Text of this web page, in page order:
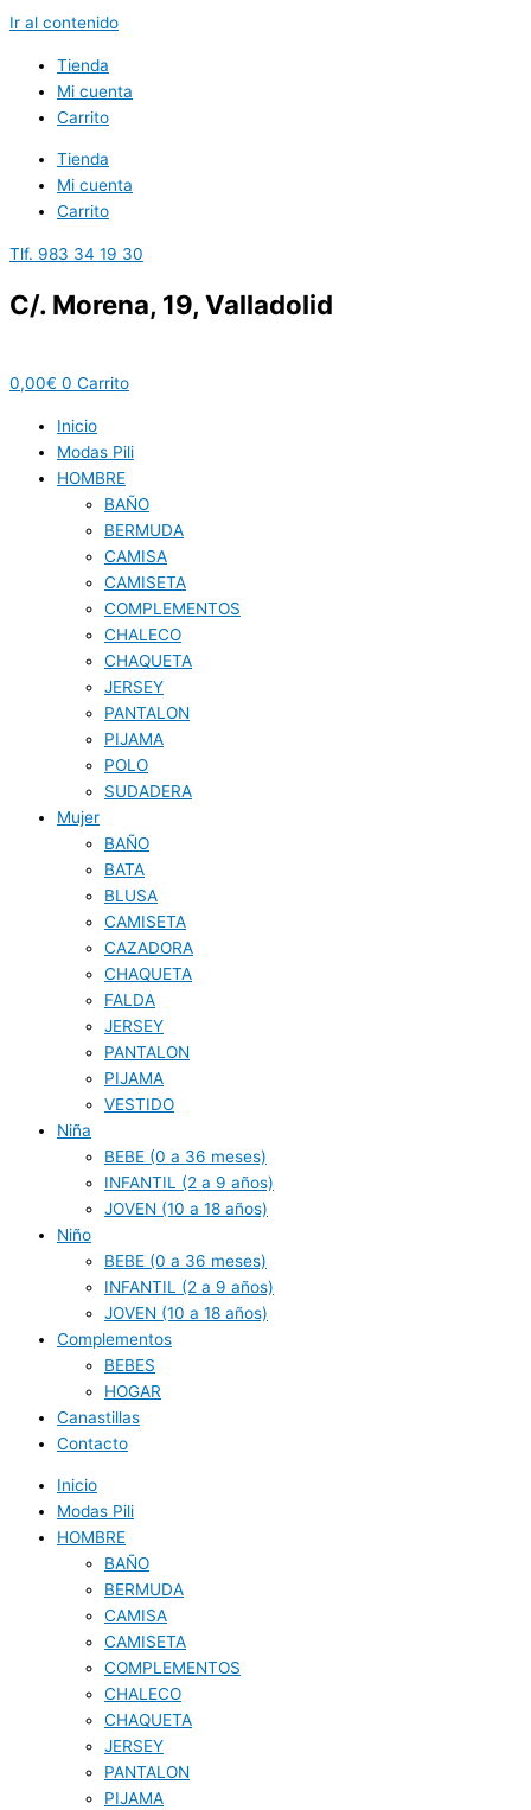
Ir al contenido
Tienda
Mi cuenta
Carrito
Tienda
Mi cuenta
Carrito
Tlf. 983 34 19 30
C/. Morena, 19, Valladolid
0,00€ 0 Carrito
Inicio
Modas Pili
HOMBRE
BAÑO
BERMUDA
CAMISA
CAMISETA
COMPLEMENTOS
CHALECO
CHAQUETA
JERSEY
PANTALON
PIJAMA
POLO
SUDADERA
Mujer
BAÑO
BATA
BLUSA
CAMISETA
CAZADORA
CHAQUETA
FALDA
JERSEY
PANTALON
PIJAMA
VESTIDO
Niña
BEBE (0 a 36 meses)
INFANTIL (2 a 9 años)
JOVEN (10 a 18 años)
Niño
BEBE (0 a 36 meses)
INFANTIL (2 a 9 años)
JOVEN (10 a 18 años)
Complementos
BEBES
HOGAR
Canastillas
Contacto
Inicio
Modas Pili
HOMBRE
BAÑO
BERMUDA
CAMISA
CAMISETA
COMPLEMENTOS
CHALECO
CHAQUETA
JERSEY
PANTALON
PIJAMA